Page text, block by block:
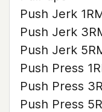
Push Jerk
Push Jerk
Push Jerk
Push Press
Push Press
Push Press